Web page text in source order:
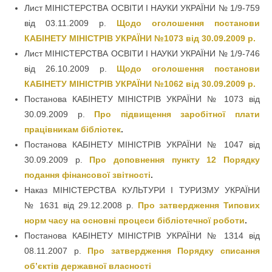
Лист МІНІСТЕРСТВА ОСВІТИ І НАУКИ УКРАЇНИ № 1/9-759
від 03.11.2009 р. Щодо оголошення постанови
КАБІНЕТУ МІНІСТРІВ УКРАЇНИ №1073 від 30.09.2009 р.
Лист МІНІСТЕРСТВА ОСВІТИ І НАУКИ УКРАЇНИ № 1/9-746
від 26.10.2009 р. Щодо оголошення постанови
КАБІНЕТУ МІНІСТРІВ УКРАЇНИ №1062 від 30.09.2009 р.
Постанова КАБІНЕТУ МІНІСТРІВ УКРАЇНИ № 1073 від
30.09.2009 р. Про підвищення заробітної плати
працівникам бібліотек.
Постанова КАБІНЕТУ МІНІСТРІВ УКРАЇНИ № 1047 від
30.09.2009 р. Про доповнення пункту 12 Порядку
подання фінансової звітності.
Наказ МІНІСТЕРСТВА КУЛЬТУРИ І ТУРИЗМУ УКРАЇНИ
№ 1631 від 29.12.2008 р. Про затвердження Типових
норм часу на основні процеси бібліотечної роботи.
Постанова КАБІНЕТУ МІНІСТРІВ УКРАЇНИ № 1314 від
08.11.2007 р. Про затвердження Порядку списання
об’єктів державної власності